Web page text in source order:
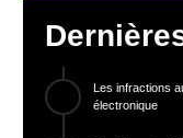
Les infractions
électronique